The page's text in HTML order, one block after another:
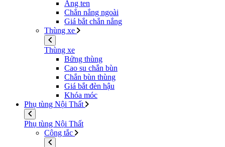
Ăng ten
Chắn nắng ngoài
Giá bắt chắn nắng
Thùng xe
Thùng xe
Bửng thùng
Cao su chắn bùn
Chắn bùn thùng
Giá bắt đèn hậu
Khóa móc
Phụ tùng Nội Thất
Phụ tùng Nội Thất
Công tắc